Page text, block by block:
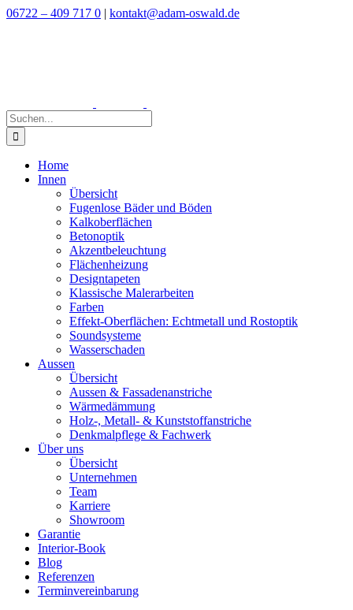
Zum
06722 – 409 717 0 | kontakt@adam-oswald.de
Suche
nach:
Home
Innen
Übersicht
Fugenlose Bäder und Böden
Kalkoberflächen
Betonoptik
Akzentbeleuchtung
Flächenheizung
Designtapeten
Klassische Malerarbeiten
Farben
Effekt-Oberflächen: Echtmetall und Rostoptik
Soundsysteme
Wasserschaden
Aussen
Übersicht
Aussen & Fassadenanstriche
Wärmedämmung
Holz-, Metall- & Kunststoffanstriche
Denkmalpflege & Fachwerk
Über uns
Übersicht
Unternehmen
Team
Karriere
Showroom
Garantie
Interior-Book
Blog
Referenzen
Terminvereinbarung